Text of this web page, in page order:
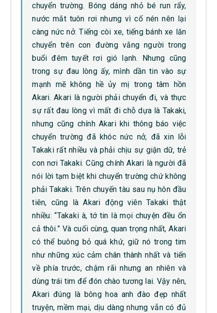
chuyển trường. Bóng dáng nhỏ bé run rẩy,
nước mắt tuôn rơi nhưng vì cố nén nên lại
càng nức nở. Tiếng còi xe, tiếng bánh xe lăn
chuyển trên con đường vắng người trong
buổi đêm tuyết rơi gió lạnh. Nhưng cũng
trong sự đau lòng ấy, mình dần tin vào sự
mạnh mẽ không hề ủy mị trong tâm hồn
Akari. Akari là người phải chuyển đi, và thực
sự rất đau lòng vì mất đi chỗ dựa là Takaki,
nhưng cũng chính Akari khi thông báo việc
chuyển trường đã khóc nức nở, đã xin lỗi
Takaki rất nhiều và phải chịu sự giận dữ, trẻ
con nơi Takaki. Cũng chính Akari là người đã
nói lời tạm biệt khi chuyển trường chứ không
phải Takaki. Trên chuyến tàu sau nụ hôn đầu
tiên, cũng là Akari động viên Takaki thật
nhiều: “Takaki à, tớ tin là mọi chuyện đều ổn
cả thôi.” Và cuối cùng, quan trọng nhất, Akari
có thể buông bỏ quá khứ, giữ nó trong tim
như những xúc cảm chân thành nhất và tiến
về phía trước, chậm rãi nhưng an nhiên và
dùng trái tim để đón chào tương lai. Vậy nên,
Akari đúng là bông hoa anh đào đẹp nhất
truyện, mềm mại, dịu dàng nhưng vẫn có đủ